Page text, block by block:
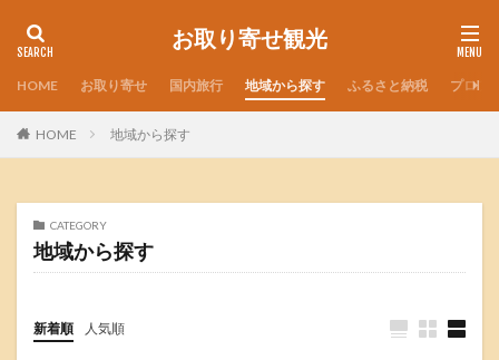
お取り寄せ観光
HOME お取り寄せ 国内旅行 地域から探す ふるさと納税 プロフ
HOME 地域から探す
CATEGORY
地域から探す
新着順 人気順